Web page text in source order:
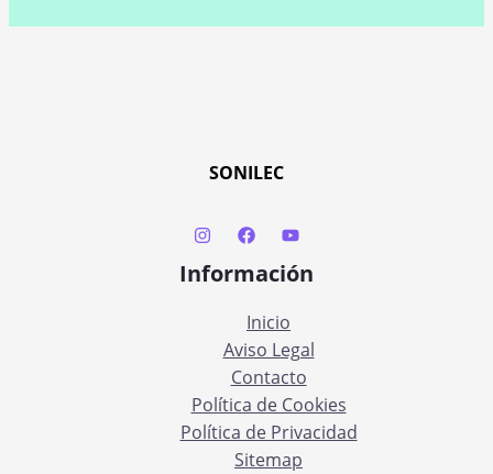
SONILEC
Información
Inicio
Aviso Legal
Contacto
Política de Cookies
Política de Privacidad
Sitemap